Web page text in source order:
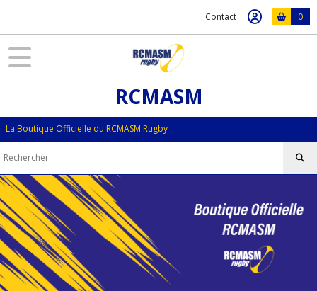
Contact 0
RCMASM
La Boutique Officielle du RCMASM Rugby